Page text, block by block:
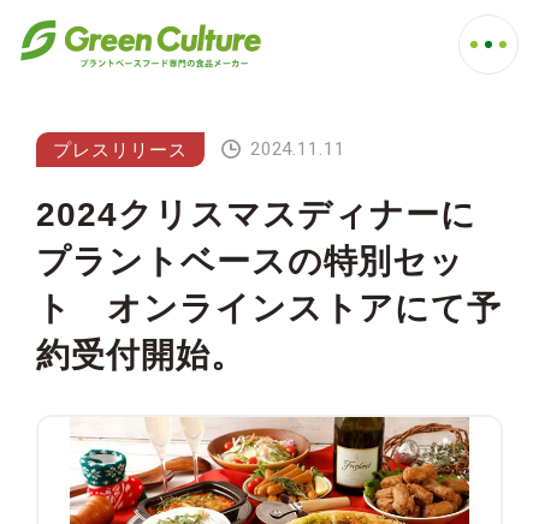
プレスリリース 2024.11.11
2024クリスマスディナーに
プラントベースの特別セッ
ト オンラインストアにて予
約受付開始。